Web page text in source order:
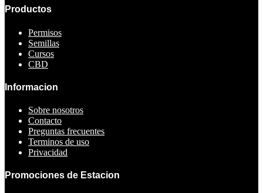
Productos
Permisos
Semillas
Cursos
CBD
Informacion
Sobre nosotros
Contacto
Preguntas frecuentes
Terminos de uso
Privacidad
Promociones de Estacion